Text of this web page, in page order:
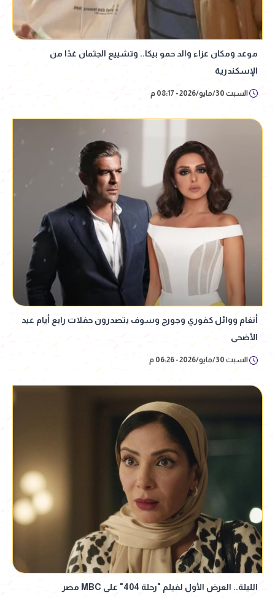
موعد ومكان عزاء والد حمو بيكا.. وتشييع الجثمان غدًا من
الإسكندرية
السبت 30/مايو/2026 - 08:17 م
أنغام ووائل كفوري وجورج وسوف يتصدرون حفلات رابع أيام عيد
الأضحى
السبت 30/مايو/2026 - 06:26 م
الليلة.. العرض الأول لفيلم "رحلة 404" على MBC مصر